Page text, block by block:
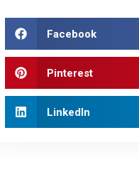
Facebook
Pinterest
LinkedIn